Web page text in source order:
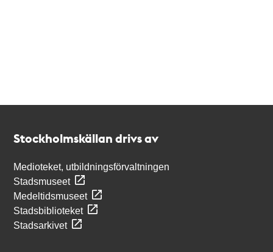
Stockholmskällan drivs av
Medioteket, utbildningsförvaltningen
Stadsmuseet
Medeltidsmuseet
Stadsbiblioteket
Stadsarkivet